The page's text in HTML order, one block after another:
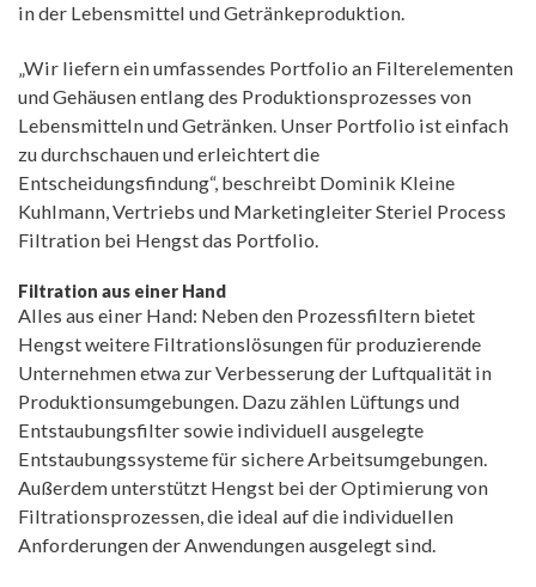
in der Lebensmittel und Getränkeproduktion.
„Wir liefern ein umfassendes Portfolio an Filterelementen
und Gehäusen entlang des Produktionsprozesses von
Lebensmitteln und Getränken. Unser Portfolio ist einfach
zu durchschauen und erleichtert die
Entscheidungsfindung“, beschreibt Dominik Kleine
Kuhlmann, Vertriebs und Marketingleiter Steriel Process
Filtration bei Hengst das Portfolio.
Filtration aus einer Hand
Alles aus einer Hand: Neben den Prozessfiltern bietet
Hengst weitere Filtrationslösungen für produzierende
Unternehmen etwa zur Verbesserung der Luftqualität in
Produktionsumgebungen. Dazu zählen Lüftungs und
Entstaubungsfilter sowie individuell ausgelegte
Entstaubungssysteme für sichere Arbeitsumgebungen.
Außerdem unterstützt Hengst bei der Optimierung von
Filtrationsprozessen, die ideal auf die individuellen
Anforderungen der Anwendungen ausgelegt sind.